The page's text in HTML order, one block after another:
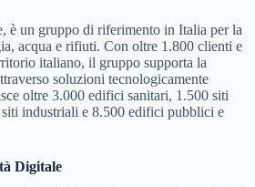
è un gruppo di riferimento in Italia per la
acqua e rifiuti. Con oltre 1.800 clienti e
italiano, il gruppo supporta la
soluzioni tecnologicamente
oltre 3.000 edifici sanitari, 1.500 siti
industriali e 8.500 edifici pubblici e
Digitale